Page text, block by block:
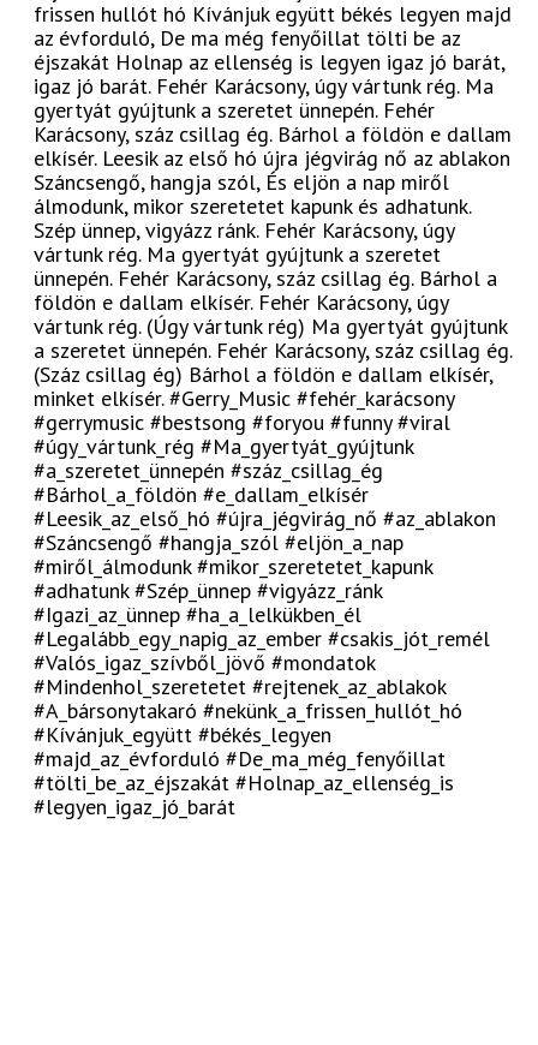
frissen hullót hó Kívánjuk együtt békés legyen majd
az évforduló, De ma még fenyőillat tölti be az
éjszakát Holnap az ellenség is legyen igaz jó barát,
igaz jó barát. Fehér Karácsony, úgy vártunk rég. Ma
gyertyát gyújtunk a szeretet ünnepén. Fehér
Karácsony, száz csillag ég. Bárhol a földön e dallam
elkísér. Leesik az első hó újra jégvirág nő az ablakon
Száncsengő, hangja szól, És eljön a nap miről
álmodunk, mikor szeretetet kapunk és adhatunk.
Szép ünnep, vigyázz ránk. Fehér Karácsony, úgy
vártunk rég. Ma gyertyát gyújtunk a szeretet
ünnepén. Fehér Karácsony, száz csillag ég. Bárhol a
földön e dallam elkísér. Fehér Karácsony, úgy
vártunk rég. (Úgy vártunk rég) Ma gyertyát gyújtunk
a szeretet ünnepén. Fehér Karácsony, száz csillag ég.
(Száz csillag ég) Bárhol a földön e dallam elkísér,
minket elkísér. #Gerry_Music #fehér_karácsony
#gerrymusic #bestsong #foryou #funny #viral
#úgy_vártunk_rég #Ma_gyertyát_gyújtunk
#a_szeretet_ünnepén #száz_csillag_ég
#Bárhol_a_földön #e_dallam_elkísér
#Leesik_az_első_hó #újra_jégvirág_nő #az_ablakon
#Száncsengő #hangja_szól #eljön_a_nap
#miről_álmodunk #mikor_szeretetet_kapunk
#adhatunk #Szép_ünnep #vigyázz_ránk
#Igazi_az_ünnep #ha_a_lelkükben_él
#Legalább_egy_napig_az_ember #csakis_jót_remél
#Valós_igaz_szívből_jövő #mondatok
#Mindenhol_szeretetet #rejtenek_az_ablakok
#A_bársonytakaró #nekünk_a_frissen_hullót_hó
#Kívánjuk_együtt #békés_legyen
#majd_az_évforduló #De_ma_még_fenyőillat
#tölti_be_az_éjszakát #Holnap_az_ellenség_is
#legyen_igaz_jó_barát